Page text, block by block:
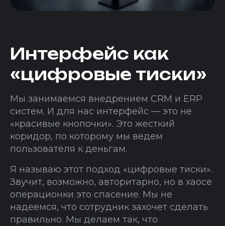
Интерфейс как
«цифровые тиски»
Мы занимаемся внедрением CRM и ERP
систем. И для нас интерфейс — это не
«красивые кнопочки». Это жесткий
коридор, по которому мы ведем
пользователя к деньгам.
Я называю этот подход «цифровые тиски».
Звучит, возможно, авторитарно, но в хаосе
операционки это спасение. Мы не
надеемся, что сотрудник захочет сделать
правильно. Мы делаем так, что